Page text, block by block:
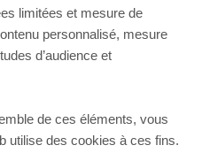
limitées et mesure de
personnalisé, mesure
d’audience et
de ces éléments, vous
utilise des cookies à ces fins.
or go back.